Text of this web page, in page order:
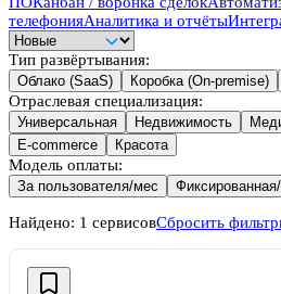
телефонияАналитика и отчёты
Тип развёртывания:
Облако (SaaS) Коробка (On-premise)
Отраслевая специализация:
Универсальная Недвижимость
E-commerce
Красота
Модель оплаты:
За пользователя/мес
Найдено: 1 сервисовСбросить